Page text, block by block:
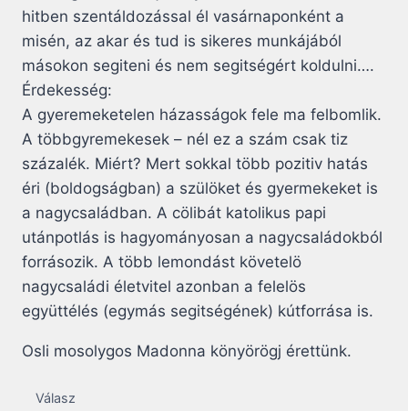
hitben szentáldozással él vasárnaponként a
misén, az akar és tud is sikeres munkájából
másokon segiteni és nem segitségért koldulni….
Érdekesség:
A gyeremeketelen házasságok fele ma felbomlik.
A többgyremekesek – nél ez a szám csak tiz
százalék. Miért? Mert sokkal több pozitiv hatás
éri (boldogságban) a szülöket és gyermekeket is
a nagycsaládban. A cölibát katolikus papi
utánpotlás is hagyományosan a nagycsaládokból
forrásozik. A több lemondást követelö
nagycsaládi életvitel azonban a felelös
együttélés (egymás segitségének) kútforrása is.
Osli mosolygos Madonna könyörögj érettünk.
Válasz